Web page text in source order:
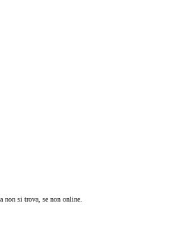
non si trova, se non online.